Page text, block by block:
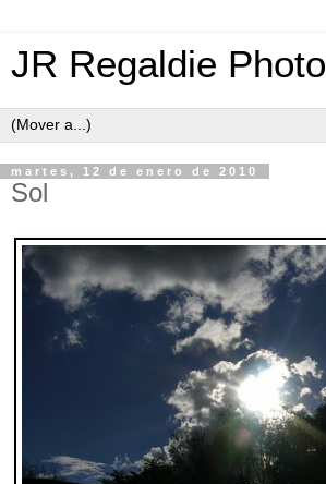
JR Regaldie Photo
martes, 12 de enero de 2010
Sol